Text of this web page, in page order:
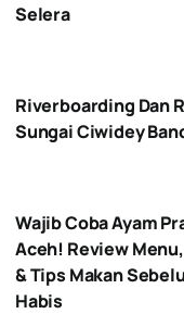
Selera
Riverboarding Dan
Sungai Ciwidey
Wajib Coba Ayam
Aceh! Review
& Tips Makan
Habis